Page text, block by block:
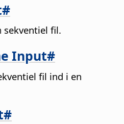
sekventiel fil.
Input#
fil ind i en